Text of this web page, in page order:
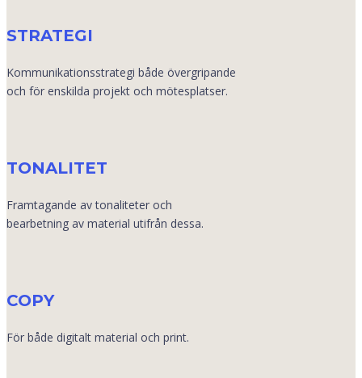
STRATEGI
Kommunikationsstrategi både övergripande
och för enskilda projekt och mötesplatser.
TONALITET
Framtagande av tonaliteter och
bearbetning av material utifrån dessa.
COPY
För både digitalt material och print.